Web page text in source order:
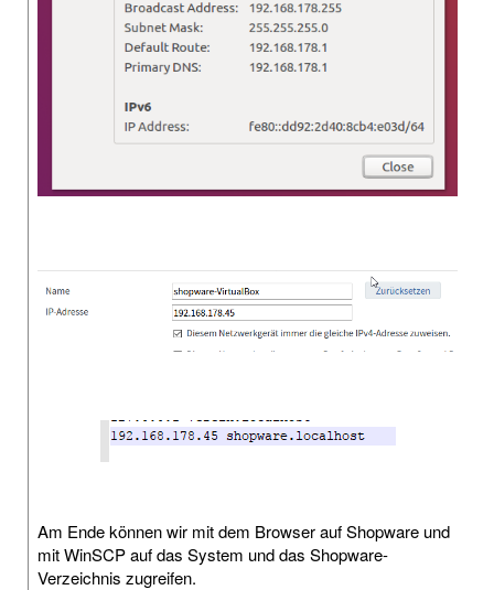
Am Ende können wir mit dem Browser auf Shopware und
mit WinSCP auf das System und das Shopware-
Verzeichnis zugreifen.